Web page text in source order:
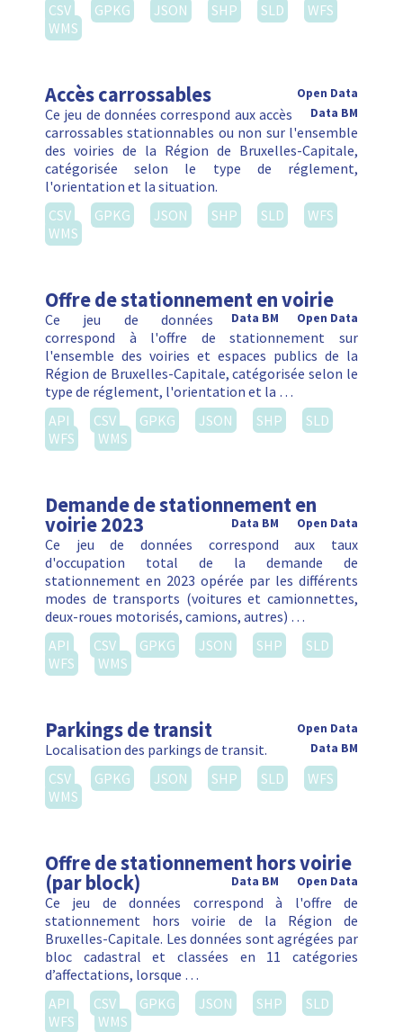
CSV
GPKG JSON SHP SLD
WFS
WMS
Accès carrossables
Open Data
Data BM
Ce jeu de données correspond aux accès
carrossables stationnables ou non sur l'ensemble
des voiries de la Région de Bruxelles-Capitale,
catégorisée selon le type de réglement,
l'orientation et la situation.
CSV
GPKG JSON SHP SLD
WFS
WMS
Offre de stationnement en voirie
Open Data
Data BM
Ce jeu de données
correspond à l'offre de stationnement sur
l'ensemble des voiries et espaces publics de la
Région de Bruxelles-Capitale, catégorisée selon le
type de réglement, l'orientation et la …
API
CSV GPKG JSON SHP
SLD
WFS
WMS
Demande de stationnement en
voirie 2023 Open Data
Data BM
Ce jeu de données correspond aux taux
d'occupation total de la demande de
stationnement en 2023 opérée par les différents
modes de transports (voitures et camionnettes,
deux-roues motorisés, camions, autres) …
API
CSV GPKG JSON SHP
SLD
WFS
WMS
Parkings de transit
Open Data
Data BM
Localisation des parkings de transit.
CSV
GPKG JSON SHP SLD
WFS
WMS
Offre de stationnement hors voirie
(par block) Open Data
Data BM
Ce jeu de données correspond à l'offre de
stationnement hors voirie de la Région de
Bruxelles-Capitale. Les données sont agrégées par
bloc cadastral et classées en 11 catégories
d’affectations, lorsque …
API
CSV GPKG JSON SHP
SLD
WFS
WMS